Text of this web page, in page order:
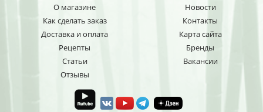
О магазине
Как сделать заказ
Доставка и оплата
Рецепты
Статьи
Отзывы
Новости
Контакты
Карта сайта
Бренды
Вакансии